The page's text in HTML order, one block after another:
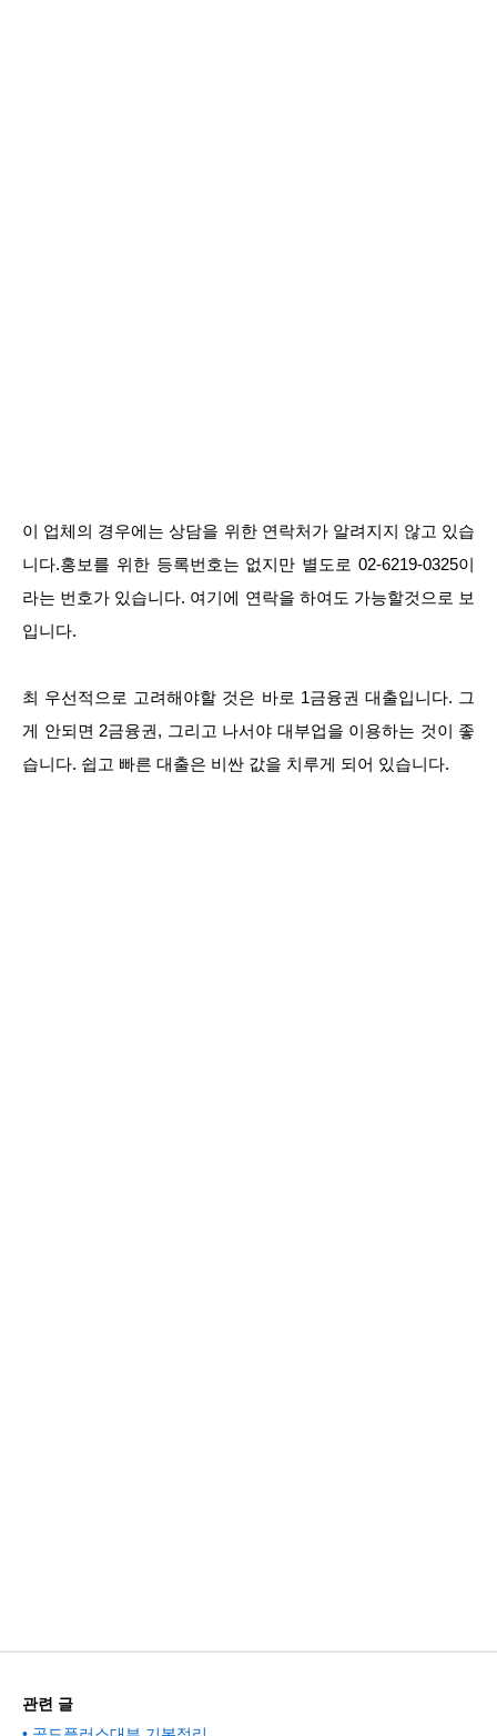
이 업체의 경우에는 상담을 위한 연락처가 알려지지 않고 있습
니다.홍보를 위한 등록번호는 없지만 별도로 02-6219-0325이
라는 번호가 있습니다. 여기에 연락을 하여도 가능할것으로 보
입니다.
최 우선적으로 고려해야할 것은 바로 1금융권 대출입니다. 그
게 안되면 2금융권, 그리고 나서야 대부업을 이용하는 것이 좋
습니다. 쉽고 빠른 대출은 비싼 값을 치루게 되어 있습니다.
관련 글